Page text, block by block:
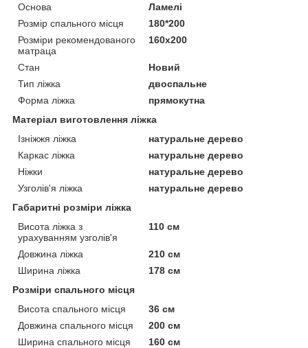
Основа
Ламелі
Розмір спального місця
180*200
Розміри рекомендованого
матраца
160х200
Стан
Новий
Тип ліжка
двоспальне
Форма ліжка
прямокутна
Матеріал виготовлення ліжка
Ізніжжя ліжка
натуральне дерево
Каркас ліжка
натуральне дерево
Ніжки
натуральне дерево
Узголів'я ліжка
натуральне дерево
Габаритні розміри ліжка
Висота ліжка з
урахуванням узголів'я
110 см
Довжина ліжка
210 см
Ширина ліжка
178 см
Розміри спального місця
Висота спального місця
36 см
Довжина спального місця
200 см
Ширина спального місця
160 см